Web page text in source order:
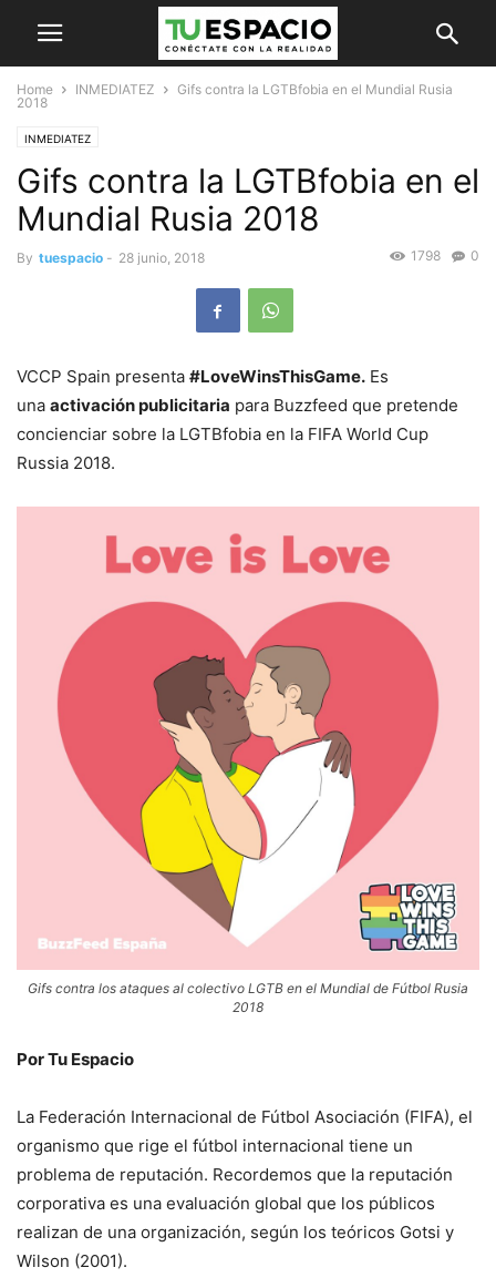
Home INMEDIATEZ
Gifs contra la LGTBfobia en el Mundial Rusia
2018
INMEDIATEZ
Gifs contra la LGTBfobia en el
Mundial Rusia 2018
By tuespacio - 28 junio, 2018 0
1798
VCCP Spain presenta #LoveWinsThisGame. Es
una activación publicitaria para Buzzfeed que pretende
concienciar sobre la LGTBfobia en la FIFA World Cup
Russia 2018.
Gifs contra los ataques al colectivo LGTB en el Mundial de Fútbol Rusia
2018
Por Tu Espacio
La Federación Internacional de Fútbol Asociación (FIFA), el
organismo que rige el fútbol internacional tiene un
problema de reputación. Recordemos que la reputación
corporativa es una evaluación global que los públicos
realizan de una organización, según los teóricos Gotsi y
Wilson (2001).